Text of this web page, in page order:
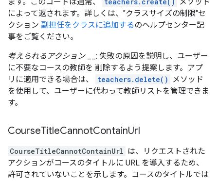
によって返されます。詳しくは、"クラスサイズの制限"セ
クション 副担任をクラスに追加するのヘルプセンター記
事をご覧ください。
考えられるアクション__: 失敗の原因を説明し、ユーザー
に不要なコースの教師を 削除するよう提案します。アプ
リに適用できる場合は、
teachers.delete()
メソッド
を使用して、ユーザーに代わって教師リストを管理できま
す。
CourseTitleCannotContainUrl
CourseTitleCannotContainUrl は、リクエストされた
アクションがコースのタイトルに URL を導入するため、
許可されていないことを示します。コースのタイトルでは